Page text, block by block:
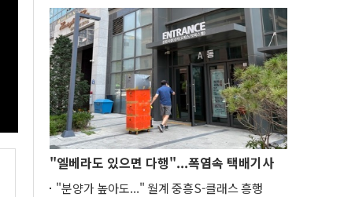
[스팟Live] 환호 속 입장해 나란히 ‘찰칵’…서로
‘저격 연설’ 들을 때 후보들 표정은? | 26.08.08
더불어민주당 당대표·최고위원 후보 인천 합동
"엘베라도 있으면 다행"...폭염속 택배기사
"분양가 높아도..." 월계 중흥S-클래스 흥행